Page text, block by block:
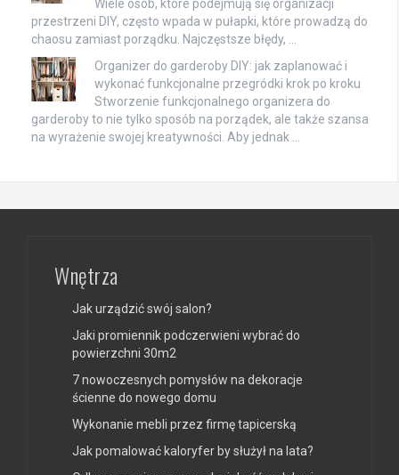
Wiele osób, które podejmują się organizacji
przestrzeni DIY, często wpada w pułapki, które prowadzą do
chaosu zamiast porządku. Najczęstsze błędy, …
Organizer do garderoby DIY: jak zaplanować i
wykonać funkcjonalne przegródki krok po kroku
Stworzenie funkcjonalnego organizera do
garderoby to nie tylko sposób na porządek, ale także szansa
na wyrażenie swojej kreatywności. Aby jednak …
Wnętrza
Jak urządzić swój salon?
Jaki promiennik podczerwieni wybrać do
powierzchni 30m2
7 nowoczesnych pomysłów na dekoracje
ścienne do nowego domu
Wykonanie mebli przez firmę tapicerską
Jak pomalować kaloryfer by służył na lata?